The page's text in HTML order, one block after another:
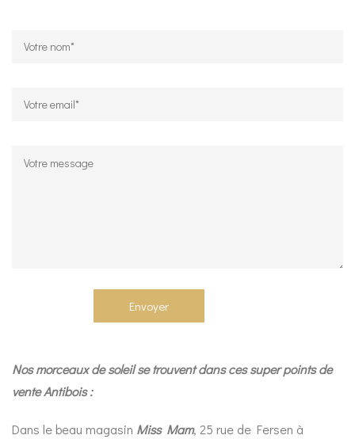
Nos morceaux de soleil se trouvent dans ces super points de
vente Antibois :
Dans le beau magasin Miss Mam, 25 rue de Fersen à